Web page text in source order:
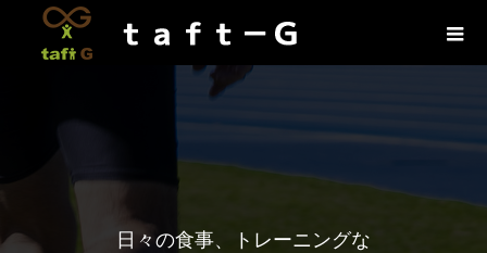
日 の 食事、トレ ー ニングなどお